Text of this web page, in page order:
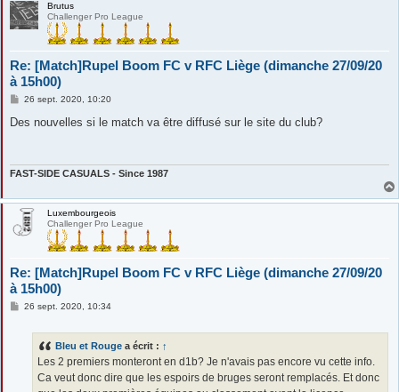
Brutus
Challenger Pro League
Re: [Match]Rupel Boom FC v RFC Liège (dimanche 27/09/20
à 15h00)
M
s
26 sept. 2020, 10:20
Des nouvelles si le match va être diffusé sur le site du club?
FAST-SIDE CASUALS - Since 1987
Luxembourgeois
Challenger Pro League
Re: [Match]Rupel Boom FC v RFC Liège (dimanche 27/09/20
à 15h00)
M26 sept. 2020, 10:34
Bleu et Rouge a écrit : ↑
Les 2 premiers monteront en d1b? Je n'avais pas encore vu cette info.
Ca veut donc dire que les espoirs de bruges seront remplacés. Et donc